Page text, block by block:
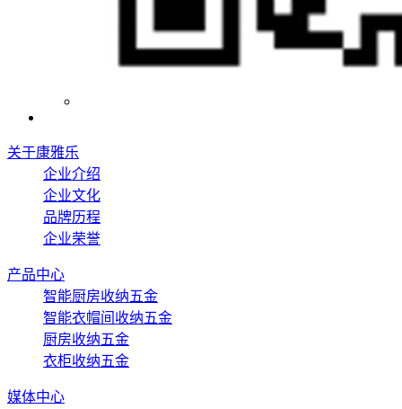
关于康雅乐
企业介绍
企业文化
品牌历程
企业荣誉
产品中心
智能厨房收纳五金
智能衣帽间收纳五金
厨房收纳五金
衣柜收纳五金
媒体中心